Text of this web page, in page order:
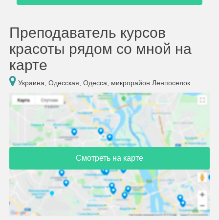
Преподаватель курсов
красоты рядом со мной на
карте
Украина, Одесская, Одесса, микрорайон Ленпоселок
Смотреть на карте